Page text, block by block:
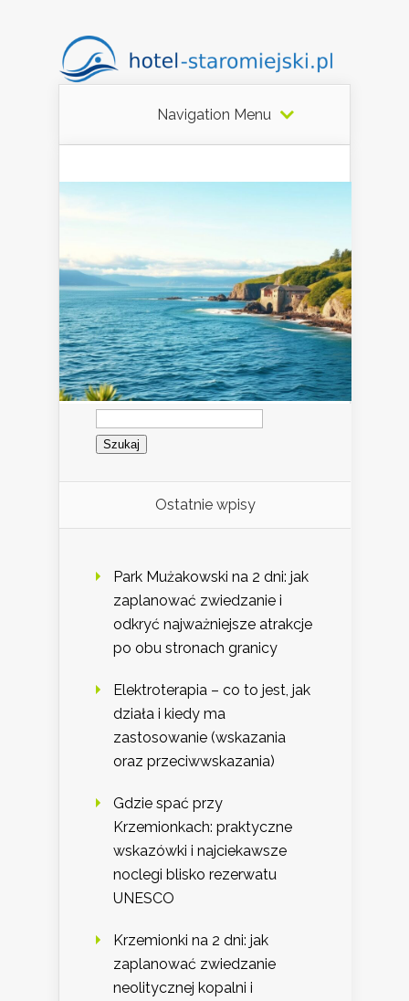
Navigation Menu
Szukaj:
Ostatnie wpisy
Park Mużakowski na 2 dni: jak
zaplanować zwiedzanie i
odkryć najważniejsze atrakcje
po obu stronach granicy
Elektroterapia – co to jest, jak
działa i kiedy ma
zastosowanie (wskazania
oraz przeciwwskazania)
Gdzie spać przy
Krzemionkach: praktyczne
wskazówki i najciekawsze
noclegi blisko rezerwatu
UNESCO
Krzemionki na 2 dni: jak
zaplanować zwiedzanie
neolitycznej kopalni i